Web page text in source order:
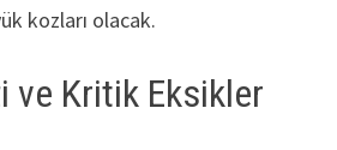
kozları olacak.
ve Kritik Eksikler